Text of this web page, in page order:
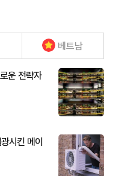
베트남
운 전략자
시킨 메이